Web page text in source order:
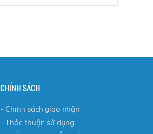
CHÍNH SÁCH
- Chính sách giao nhận
- Thỏa thuận sử dụng